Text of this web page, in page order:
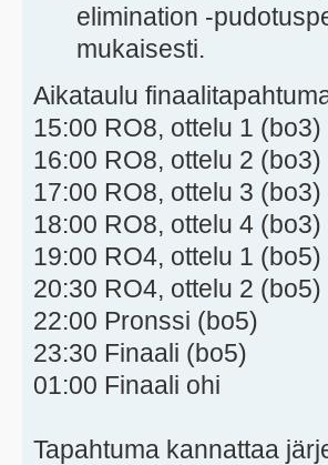
elimination -
mukaisesti.
Aikataulu
15:00 RO8, ottelu 1 (bo3)
16:00 RO8, ottelu 2 (bo3)
17:00 RO8, ottelu 3 (bo3)
18:00 RO8, ottelu 4 (bo3)
19:00 RO4, ottelu 1 (bo5)
20:30 RO4, ottelu 2 (bo5)
22:00 Pronssi (bo5)
23:30 Finaali (bo5)
01:00 Finaali ohi
Tapahtuma kannattaa